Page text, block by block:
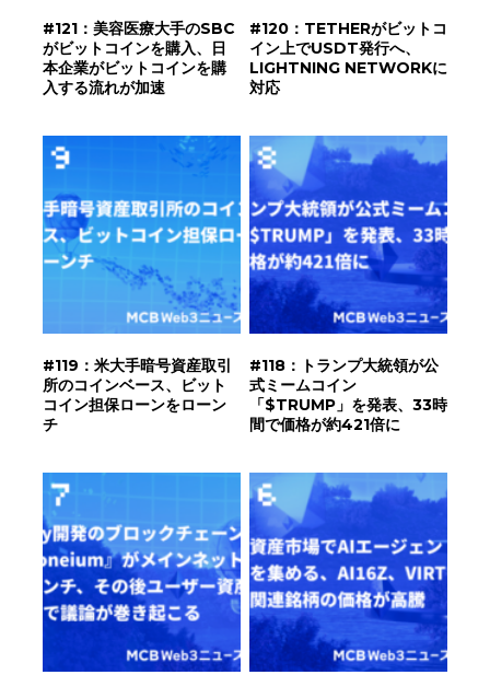
#121：美容医療大手のSBC
がビットコインを購入、日
本企業がビットコインを購
入する流れが加速
#120：TETHERがビットコ
イン上でUSDT発行へ、
LIGHTNING NETWORKに
対応
#119：米大手暗号資産取引
所のコインベース、ビット
コイン担保ローンをローン
チ
#118：トランプ大統領が公
式ミームコイン
「$TRUMP」を発表、33時
間で価格が約421倍に